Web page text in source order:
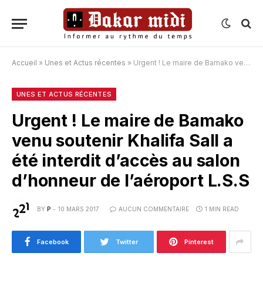
Accueil » Unes et Actus récentes » Urgent ! Le maire de Bamako venu soutenir Khalifa Sall a été interdit d’accès au salon d’honneur de l’aéroport L.S.S
UNES ET ACTUS RÉCENTES
Urgent ! Le maire de Bamako
venu soutenir Khalifa Sall a
été interdit d’accès au salon
d’honneur de l’aéroport L.S.S
BY P 10 MARS 2017 AUCUN COMMENTAIRE 1 MIN READ
Facebook Twitter Pinterest